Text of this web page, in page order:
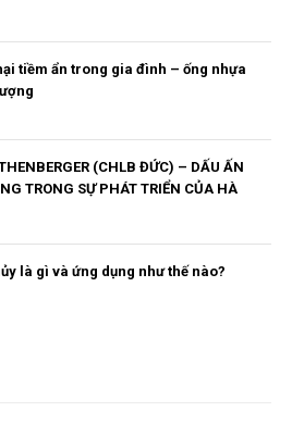
tiềm ẩn trong gia đình – ống nhựa
(CHLB ĐỨC) – DẤU ẤN
TRONG SỰ PHÁT TRIỂN CỦA HÀ
là gì và ứng dụng như thế nào?